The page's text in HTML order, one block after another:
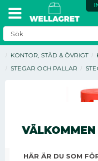
KONTOR, STÄD & ÖVRIGT
STEGAR OCH PALLAR
HÄR ÄR DU SOM